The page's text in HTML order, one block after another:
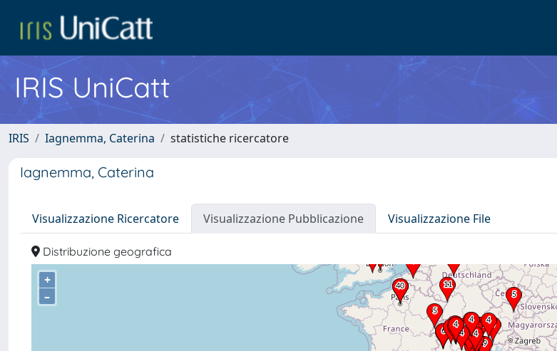
IRIS UniCatt
IRIS Iagnemma, Caterina statistiche ricercatore
Iagnemma, Caterina
Visualizzazione Ricercatore Visualizzazione Pubblicazione Visualizzazione File
Distribuzione geografica
+
–